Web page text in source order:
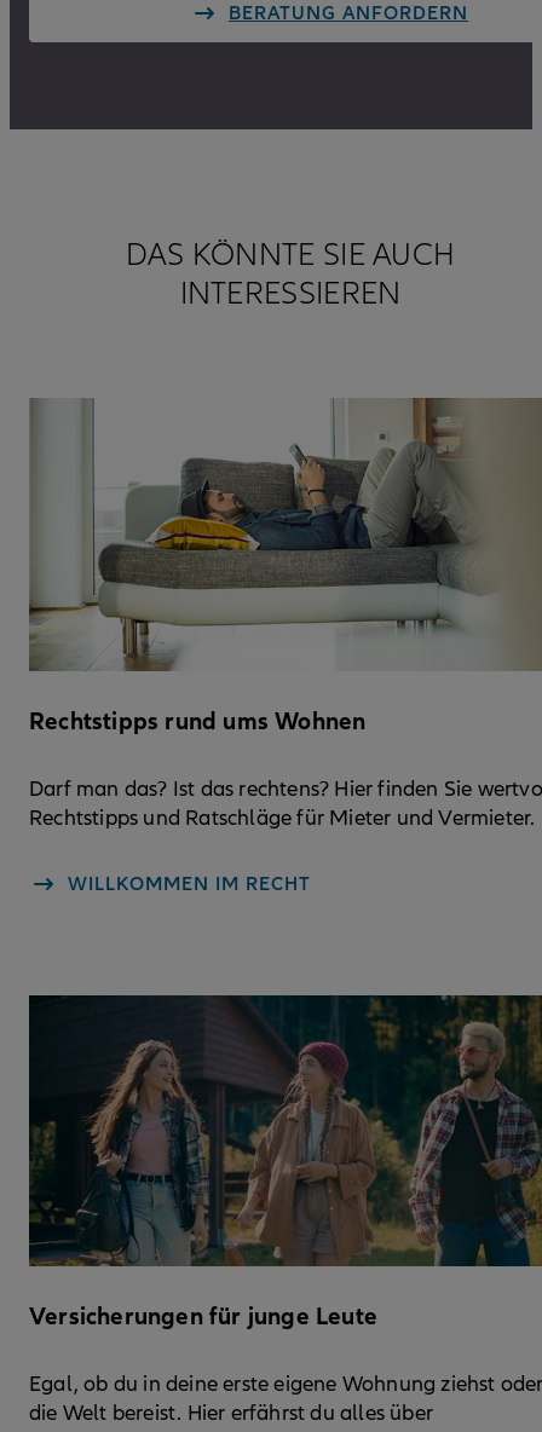
BERATUNG ANFORDERN
DAS KÖNNTE SIE AUCH
INTERESSIEREN
Rechtstipps rund ums Wohnen
Darf man das? Ist das rechtens? Hier finden Sie
Rechtstipps und Ratschläge für Mieter und Vermieter.
WILLKOMMEN IM RECHT
Versicherungen für junge Leute
Egal, ob du in deine erste eigene Wohnung ziehst
die Welt bereist. Hier erfährst du alles über